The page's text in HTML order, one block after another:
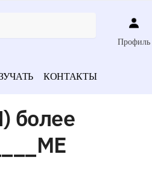
Профиль
КОНТАКТЫ
более